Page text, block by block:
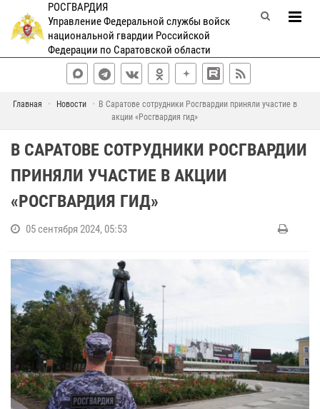
РОСГВАРДИЯ
Управление Федеральной службы войск
национальной гвардии Российской
Федерации по Саратовской области
Главная Новости
В Саратове сотрудники Росгвардии приняли участие в
акции «Росгвардия гид»
В САРАТОВЕ СОТРУДНИКИ РОСГВАРДИИ
ПРИНЯЛИ УЧАСТИЕ В АКЦИИ
«РОСГВАРДИЯ ГИД»
05 сентября 2024, 05:53